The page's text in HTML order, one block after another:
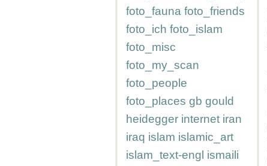
foto_fauna foto_friends
foto_ich foto_islam
foto_misc
foto_my_scan
foto_people
foto_places gb gould
heidegger internet iran
iraq islam islamic_art
islam_text-engl ismaili